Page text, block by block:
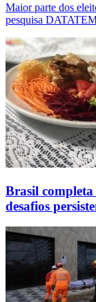
Maior parte dos
pesquisa
Brasil
desafios